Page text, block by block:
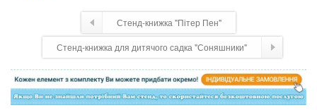
Стенд-книжка "Пітер Пен"
Стенд-книжка для дитячого садка "Соняшники"